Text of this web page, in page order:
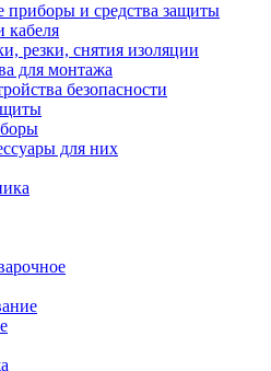
приборы и средства защиты
кабеля
резки, снятия изоляции
для монтажа
безопасности
для них